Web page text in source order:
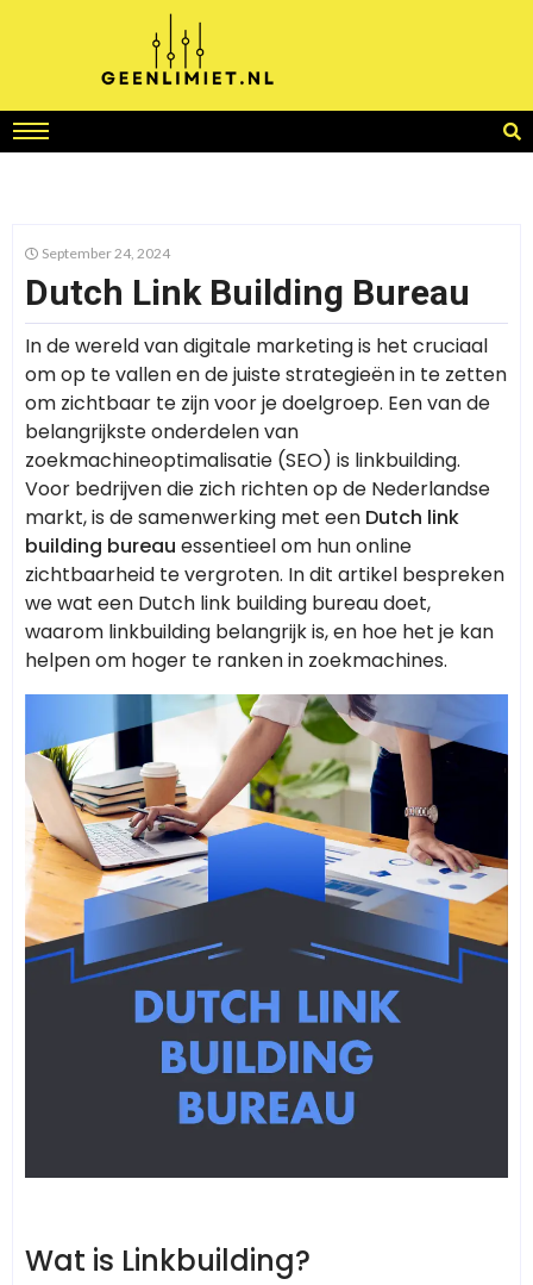
September 24, 2024
Dutch Link Building Bureau
In de wereld van digitale marketing is het cruciaal
om op te vallen en de juiste strategieën in te zetten
om zichtbaar te zijn voor je doelgroep. Een van de
belangrijkste onderdelen van
zoekmachineoptimalisatie (SEO) is linkbuilding.
Voor bedrijven die zich richten op de Nederlandse
markt, is de samenwerking met een Dutch link
building bureau essentieel om hun online
zichtbaarheid te vergroten. In dit artikel bespreken
we wat een Dutch link building bureau doet,
waarom linkbuilding belangrijk is, en hoe het je kan
helpen om hoger te ranken in zoekmachines.
Wat is Linkbuilding?